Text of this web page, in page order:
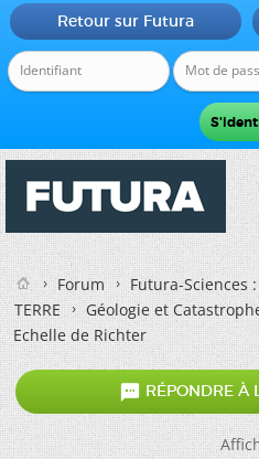
Retour sur Futura
Forum
Futura-Sciences
TERRE
Géologie et
Echelle de Richter
 RÉPONDRE À